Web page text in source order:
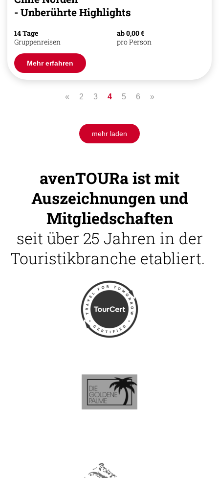
- Unberührte Highlights
14 Tage
Gruppenreisen
ab 0,00 €
pro Person
Mehr erfahren
« 2 3 4 5 6 »
mehr laden
avenTOURa ist mit
Auszeichnungen und
Mitgliedschaften
seit über 25 Jahren in der
Touristikbranche etabliert.